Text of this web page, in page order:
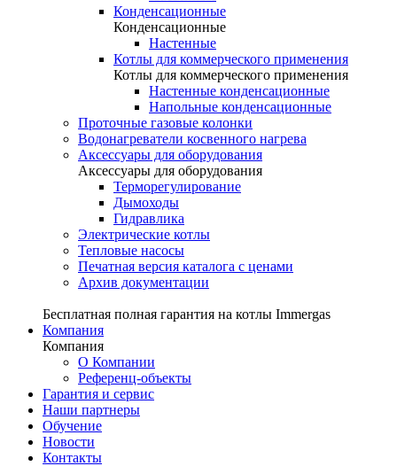
Конденсационные
Конденсационные
Настенные
Котлы для коммерческого применения
Котлы для коммерческого применения
Настенные конденсационные
Напольные конденсационные
Проточные газовые колонки
Водонагреватели косвенного нагрева
Аксессуары для оборудования
Аксессуары для оборудования
Терморегулирование
Дымоходы
Гидравлика
Электрические котлы
Тепловые насосы
Печатная версия каталога с ценами
Архив документации
Бесплатная полная гарантия на котлы Immergas
Компания
Компания
О Компании
Референц-объекты
Гарантия и сервис
Наши партнеры
Обучение
Новости
Контакты